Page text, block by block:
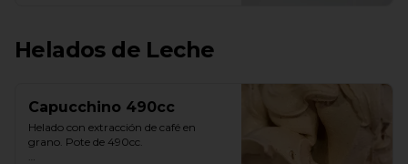
Helados de Leche
Capucchino 490cc
Helado con extracción de café en
grano. Pote de 490cc.